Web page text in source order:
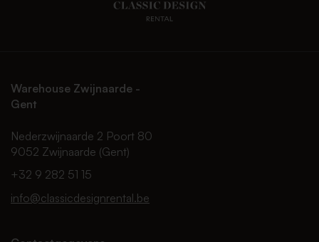
Warehouse Zwijnaarde -
Gent
Nederzwijnaarde 2 Poort 80
9052 Zwijnaarde (Gent)
+32 9 282 51 15
info@classicdesignrental.be